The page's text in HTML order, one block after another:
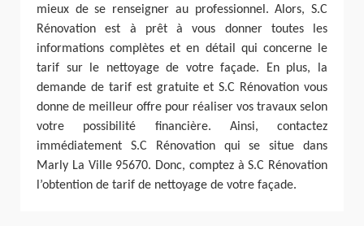
mieux de se renseigner au professionnel. Alors, S.C
Rénovation est à prêt à vous donner toutes les
informations complètes et en détail qui concerne le
tarif sur le nettoyage de votre façade. En plus, la
demande de tarif est gratuite et S.C Rénovation vous
donne de meilleur offre pour réaliser vos travaux selon
votre possibilité financière. Ainsi, contactez
immédiatement S.C Rénovation qui se situe dans
Marly La Ville 95670. Donc, comptez à S.C Rénovation
l’obtention de tarif de nettoyage de votre façade.